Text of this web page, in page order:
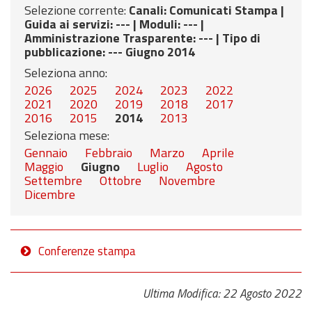
Selezione corrente: Canali: Comunicati Stampa |
Guida ai servizi: --- | Moduli: --- |
Amministrazione Trasparente: --- | Tipo di
pubblicazione: --- Giugno 2014
Seleziona anno:
2026
2025 2024 2023 2022
2021 2020 2019 2018 2017
2016 2015 2014
2013
Seleziona mese:
Gennaio
Febbraio Marzo Aprile
Maggio Giugno Luglio Agosto
Settembre Ottobre Novembre
Dicembre
Conferenze stampa
Ultima Modifica: 22 Agosto 2022